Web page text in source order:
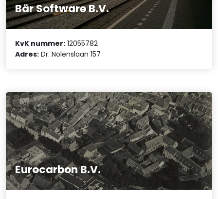
Bär Software B.V.
KvK nummer: 12055782
Adres: Dr. Nolenslaan 157
Eurocarbon B.V.